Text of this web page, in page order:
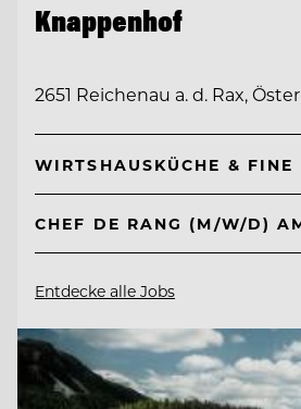
Knappenhof
2651 Reichenau a. d. Rax,
WIRTSHAUSKÜCHE & FINE
CHEF DE RANG (M/W/D)
Entdecke alle Jobs